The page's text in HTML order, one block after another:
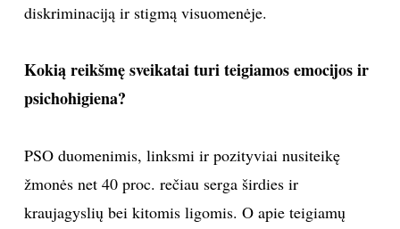
diskriminaciją ir stigmą visuomenėje.
Kokią reikšmę sveikatai turi teigiamos emocijos ir
psichohigiena?
PSO duomenimis, linksmi ir pozityviai nusiteikę
žmonės net 40 proc. rečiau serga širdies ir
kraujagyslių bei kitomis ligomis. O apie teigiamų